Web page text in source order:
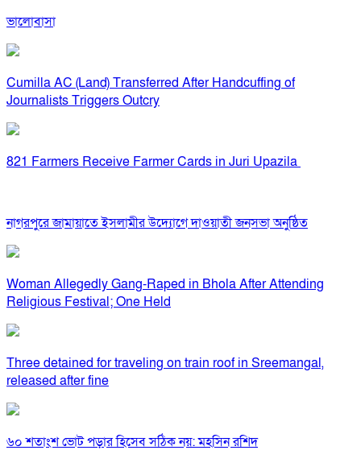
ভালোবাসা
Cumilla AC (Land) Transferred After Handcuffing of
Journalists Triggers Outcry
821 Farmers Receive Farmer Cards in Juri Upazila
নাগরপুরে জামায়াতে ইসলামীর উদ্যোগে দাওয়াতী জনসভা অনুষ্ঠিত
Woman Allegedly Gang-Raped in Bhola After Attending
Religious Festival; One Held
Three detained for traveling on train roof in Sreemangal,
released after fine
৬০ শতাংশ ভোট পড়ার হিসেব সঠিক নয়: মহসিন রশিদ